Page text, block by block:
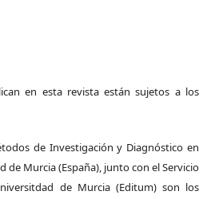
en esta revista están sujetos a los
de Investigación y Diagnóstico en
de Murcia (España), junto con el Servicio
de Murcia (Editum) son los